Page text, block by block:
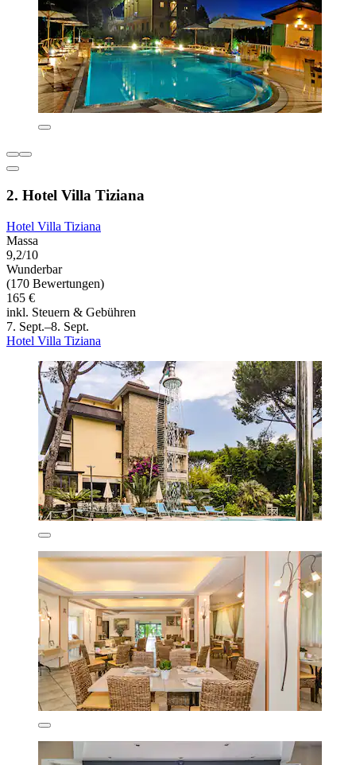
2. Hotel Villa Tiziana
Hotel Villa Tiziana
Massa
9,2/10
Wunderbar
(170 Bewertungen)
165 €
inkl. Steuern & Gebühren
7. Sept.–8. Sept.
Hotel Villa Tiziana